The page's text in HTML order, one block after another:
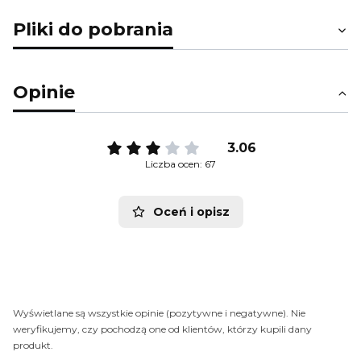
Pliki do pobrania
Opinie
3.06
Liczba ocen: 67
Oceń i opisz
Wyświetlane są wszystkie opinie (pozytywne i negatywne). Nie
weryfikujemy, czy pochodzą one od klientów, którzy kupili dany
produkt.